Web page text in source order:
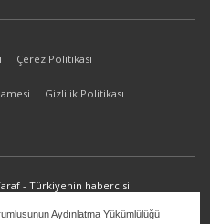
Aydınlatma Yükümlülüğü
Çerez Politikası
Gizlilik Politikası
- Türkiyenin habercisi